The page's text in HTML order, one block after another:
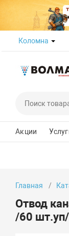
Коломна
Акции
Главная
Отвод
/60 шт.уп/